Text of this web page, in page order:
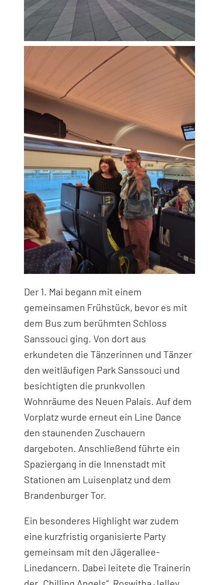
Der 1. Mai begann mit einem
gemeinsamen Frühstück, bevor es mit
dem Bus zum berühmten Schloss
Sanssouci ging. Von dort aus
erkundeten die Tänzerinnen und Tänzer
den weitläufigen Park Sanssouci und
besichtigten die prunkvollen
Wohnräume des Neuen Palais. Auf dem
Vorplatz wurde erneut ein Line Dance
den staunenden Zuschauern
dargeboten. Anschließend führte ein
Spaziergang in die Innenstadt mit
Stationen am Luisenplatz und dem
Brandenburger Tor.
Ein besonderes Highlight war zudem
eine kurzfristig organisierte Party
gemeinsam mit den Jägerallee-
Linedancern. Dabei leitete die Trainerin